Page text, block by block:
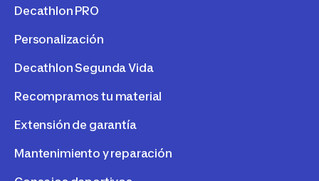
Decathlon PRO
Personalización
Decathlon Segunda Vida
Recompramos tu material
Extensión de garantía
Mantenimiento y reparación